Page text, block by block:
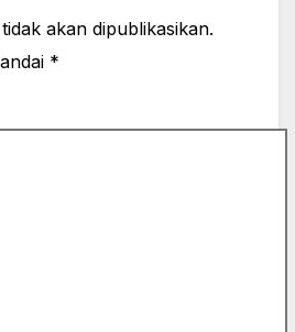
akan dipublikasikan.
*